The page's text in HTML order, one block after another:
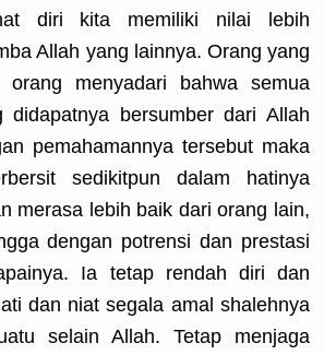
diri kita memiliki nilai lebih
Allah yang lainnya. Orang yang
orang menyadari bahwa semua
didapatnya bersumber dari Allah
pemahamannya tersebut maka
sedikitpun dalam hatinya
merasa lebih baik dari orang lain,
dengan potrensi dan prestasi
. Ia tetap rendah diri dan
dan niat segala amal shalehnya
selain Allah. Tetap menjaga